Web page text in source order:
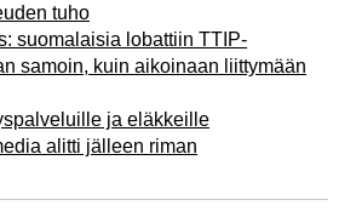
tuho
suomalaisia lobattiin TTIP-
samoin, kuin aikoinaan liittymään
ja eläkkeille
alitti jälleen riman